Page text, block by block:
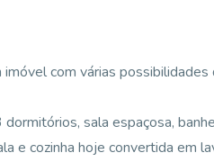
imóvel com várias
sala espaçosa,
e cozinha hoje convertida em